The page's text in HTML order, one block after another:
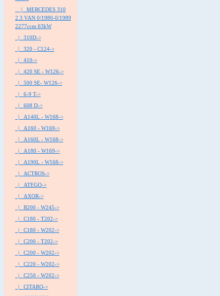
|_ MERCEDES 310
2.3 VAN 0/1980-0/1989
2277ccm 63kW
|_ 310D->
|_ 320 - C124->
|_ 410->
|_ 420 SE - W126->
|_ 500 SE- W126->
|_ 6-9 T->
|_ 608 D->
|_ A140L - W168->
|_ A160 - W169->
|_ A160L - W168->
|_ A180 - W169->
|_ A190L - W168->
|_ ACTROS->
|_ ATEGO->
|_ AXOR->
|_ B200 - W245->
|_ C180 - T202->
|_ C180 - W202->
|_ C200 - T202->
|_ C200 - W202->
|_ C220 - W202->
|_ C250 - W202->
|_ CITARO->